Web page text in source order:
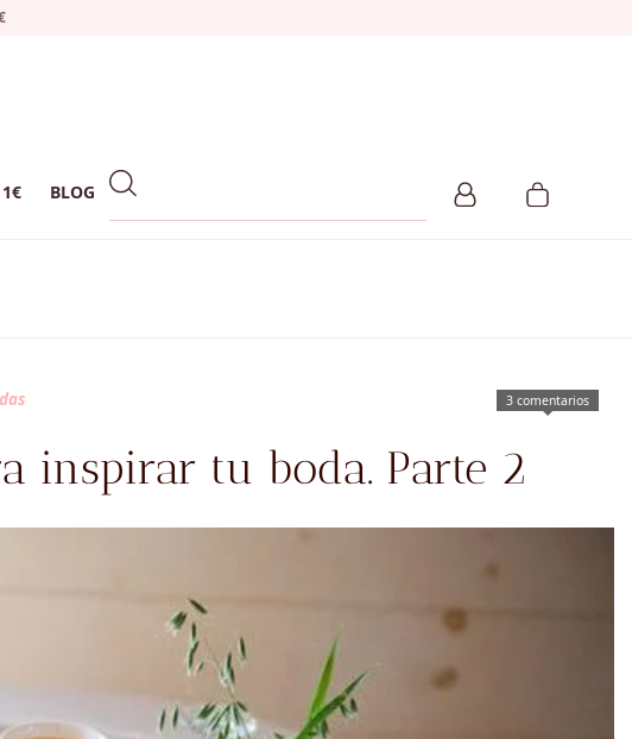
BLOG
3 comentarios
inspirar tu boda. Parte 2